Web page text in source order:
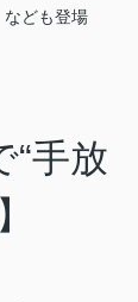
なども登場
“手放